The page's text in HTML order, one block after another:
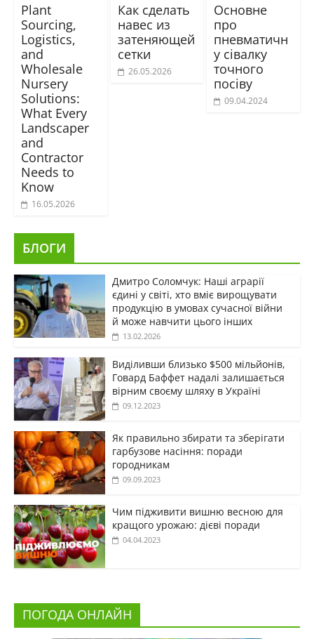
Plant
Sourcing,
Logistics,
and
Wholesale
Nursery
Solutions:
What Every
Landscaper
and
Contractor
Needs to
Know
16.05.2026
Как сделать
навес из
затеняющей
сетки
26.05.2026
Основне
про
пневматичн
у сівалку
точного
посіву
09.04.2024
БЛОГИ
Дмитро Соломчук: Наші аграрії
єдині у світі, хто вміє вирощувати
продукцію в умовах сучасної війни
й може навчити цього інших
13.02.2026
Виділивши близько $500 мільйонів,
Говард Баффет надалі залишається
вірним своєму шляху в Україні
09.12.2023
Як правильно збирати та зберігати
гарбузове насіння: поради
городникам
09.09.2023
Чим підживити вишню весною для
кращого урожаю: дієві поради
04.04.2023
ПОГОДА ОНЛАЙН